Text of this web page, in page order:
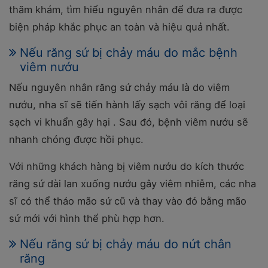
thăm khám, tìm hiểu nguyên nhân để đưa ra được
biện pháp khắc phục an toàn và hiệu quả nhất.
Nếu răng sứ bị chảy máu do mắc bệnh
viêm nướu
Nếu nguyên nhân răng sứ chảy máu là do viêm
nướu, nha sĩ sẽ tiến hành lấy sạch vôi răng để loại
sạch vi khuẩn gây hại . Sau đó, bệnh viêm nướu sẽ
nhanh chóng được hồi phục.
Với những khách hàng bị viêm nướu do kích thước
răng sứ dài lan xuống nướu gây viêm nhiễm, các nha
sĩ có thể tháo mão sứ cũ và thay vào đó bằng mão
sứ mới với hình thể phù hợp hơn.
Nếu răng sứ bị chảy máu do nứt chân
răng